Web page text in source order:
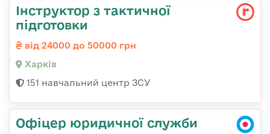
Інструктор з тактичної
підготовки
від 24000 до 50000 грн
Харків
151 навчальний центр ЗСУ
Офіцер юридичної служби